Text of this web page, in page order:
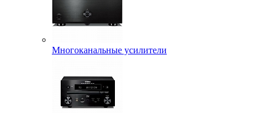
Многоканальные усилители